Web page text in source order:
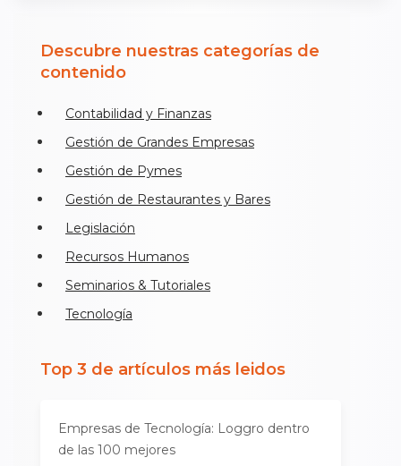
Descubre nuestras categorías de
contenido
Contabilidad y Finanzas
Gestión de Grandes Empresas
Gestión de Pymes
Gestión de Restaurantes y Bares
Legislación
Recursos Humanos
Seminarios & Tutoriales
Tecnología
Top 3 de artículos más leidos
Empresas de Tecnología: Loggro dentro
de las 100 mejores